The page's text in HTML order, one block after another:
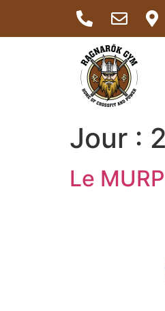
Jour :
Le